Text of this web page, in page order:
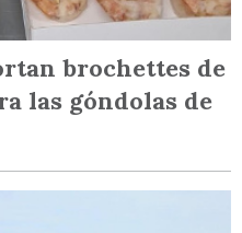
brochettes de
las góndolas de